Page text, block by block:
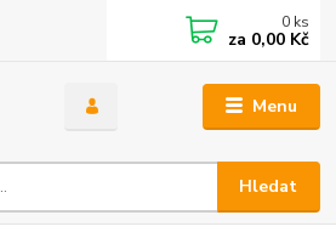
Menu
Hledat
0 ks
za 0,00 Kč